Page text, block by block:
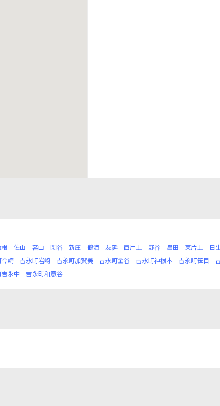
佐山 蕃山 閑谷 新庄 鶴海 友延 西片上 野谷 畠田 東片上
日
今崎 吉永町岩崎 吉永町加賀美 吉永町金谷 吉永町神根本 吉永町笹目
永中 吉永町和意谷